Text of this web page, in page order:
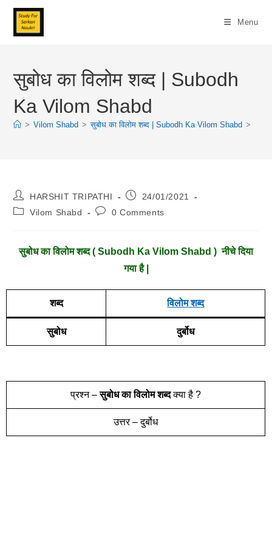
Skip
Content
Menu
सुबोध का विलोम शब्द | Subodh
Ka Vilom Shabd
> Vilom Shabd > सुबोध का विलोम शब्द | Subodh Ka Vilom Shabd >
Post
Author:
HARSHIT TRIPATHI
Post24/01/2021
PostVilom Shabd
Post0 Comments
सुबोध का विलोम शब्द ( Subodh Ka Vilom Shabd ) नीचे दिया
गया है |
शब्द विलोम शब्द
सुबोध दुर्बोध
प्रश्न –सुबोध का विलोम शब्दक्या है ?
उत्तर – दुर्बोध